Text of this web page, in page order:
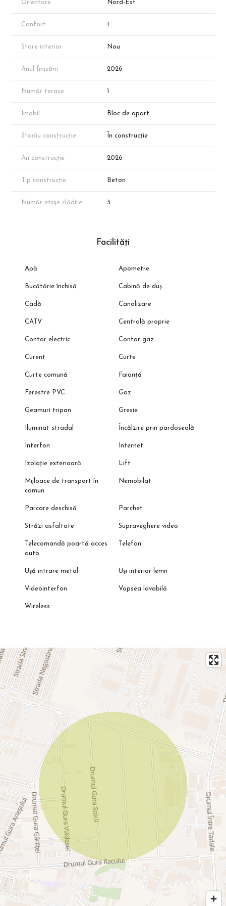
de locuințe disponibile în întreaga zonă Theodor Pallady!
Apartamentul prezentat face parte din portofoliul
dezvoltatorului, însă disponibilitatea proprietăților poate varia în
măsurătorilor cadastrale.
Orientare Nord-Est
Confort 1
Stare interior Nou
Anul finisării 2026
Număr terase 1
Imobil Bloc de apart.
Stadiu construcție În construcție
An construcție 2026
Tip construcție Beton
Număr etaje clădire 3
Facilități
Apă Apometre
Bucătărie închisă Cabină de duș
Cadă Canalizare
CATV Centrală proprie
Contor electric Contor gaz
Curent Curte
Curte comună Faianță
Ferestre PVC Gaz
Geamuri tripan Gresie
Iluminat stradal Încălzire prin pardoseală
Interfon Internet
Izolație exterioară Lift
Mijloace de transport în
comun
Nemobilat
Parcare deschisă Parchet
Străzi asfaltate Supraveghere video
Telecomandă poartă acces
auto
Telefon
Ușă intrare metal Uși interior lemn
Videointerfon Vopsea lavabilă
Wireless